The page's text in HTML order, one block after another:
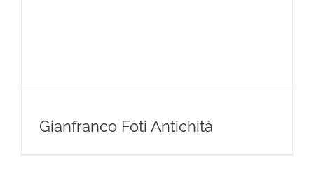
Gianfranco Foti Antichità